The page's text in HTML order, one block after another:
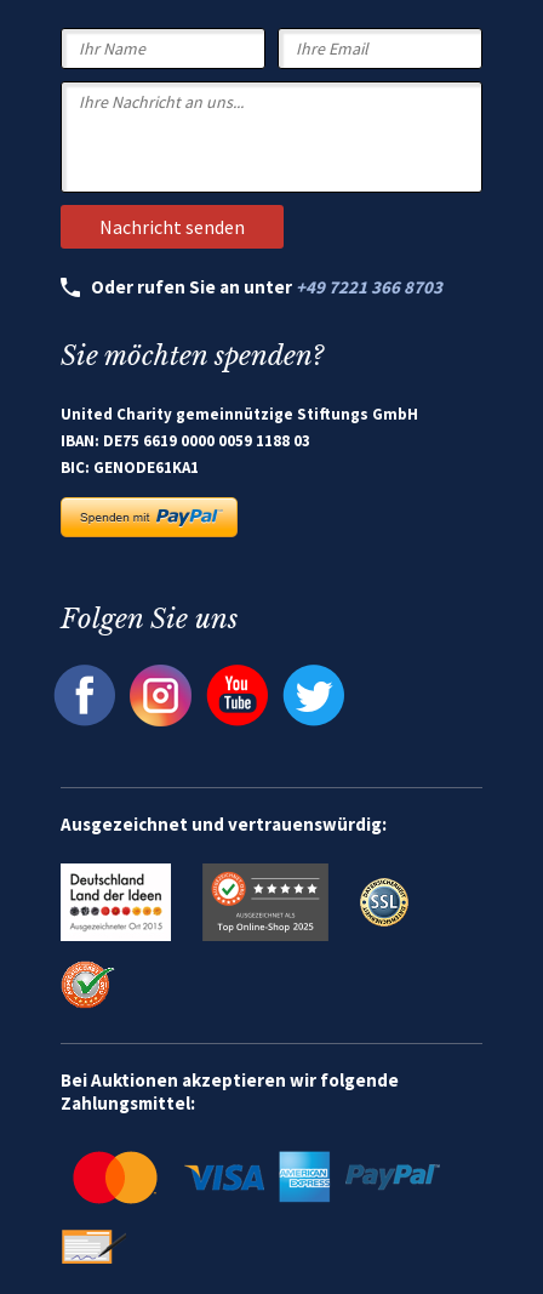
Oder rufen Sie an unter +49 7221 366 8703
Sie möchten spenden?
United Charity gemeinnützige Stiftungs GmbH
IBAN: DE75 6619 0000 0059 1188 03
BIC: GENODE61KA1
Folgen Sie uns
Ausgezeichnet und vertrauenswürdig:
Bei Auktionen akzeptieren wir folgende
Zahlungsmittel: